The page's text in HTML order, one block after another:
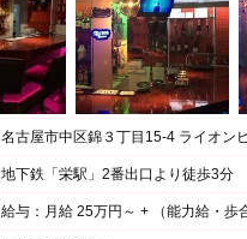
名古屋市中区錦３丁目15-4 ライオン
地下鉄「栄駅」2番出口より徒歩3分